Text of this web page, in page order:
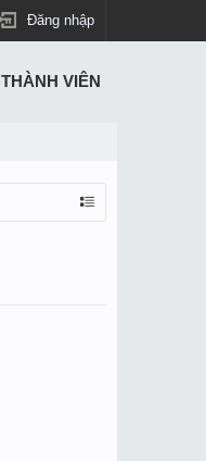
Đăng nhập
THÀNH VIÊN